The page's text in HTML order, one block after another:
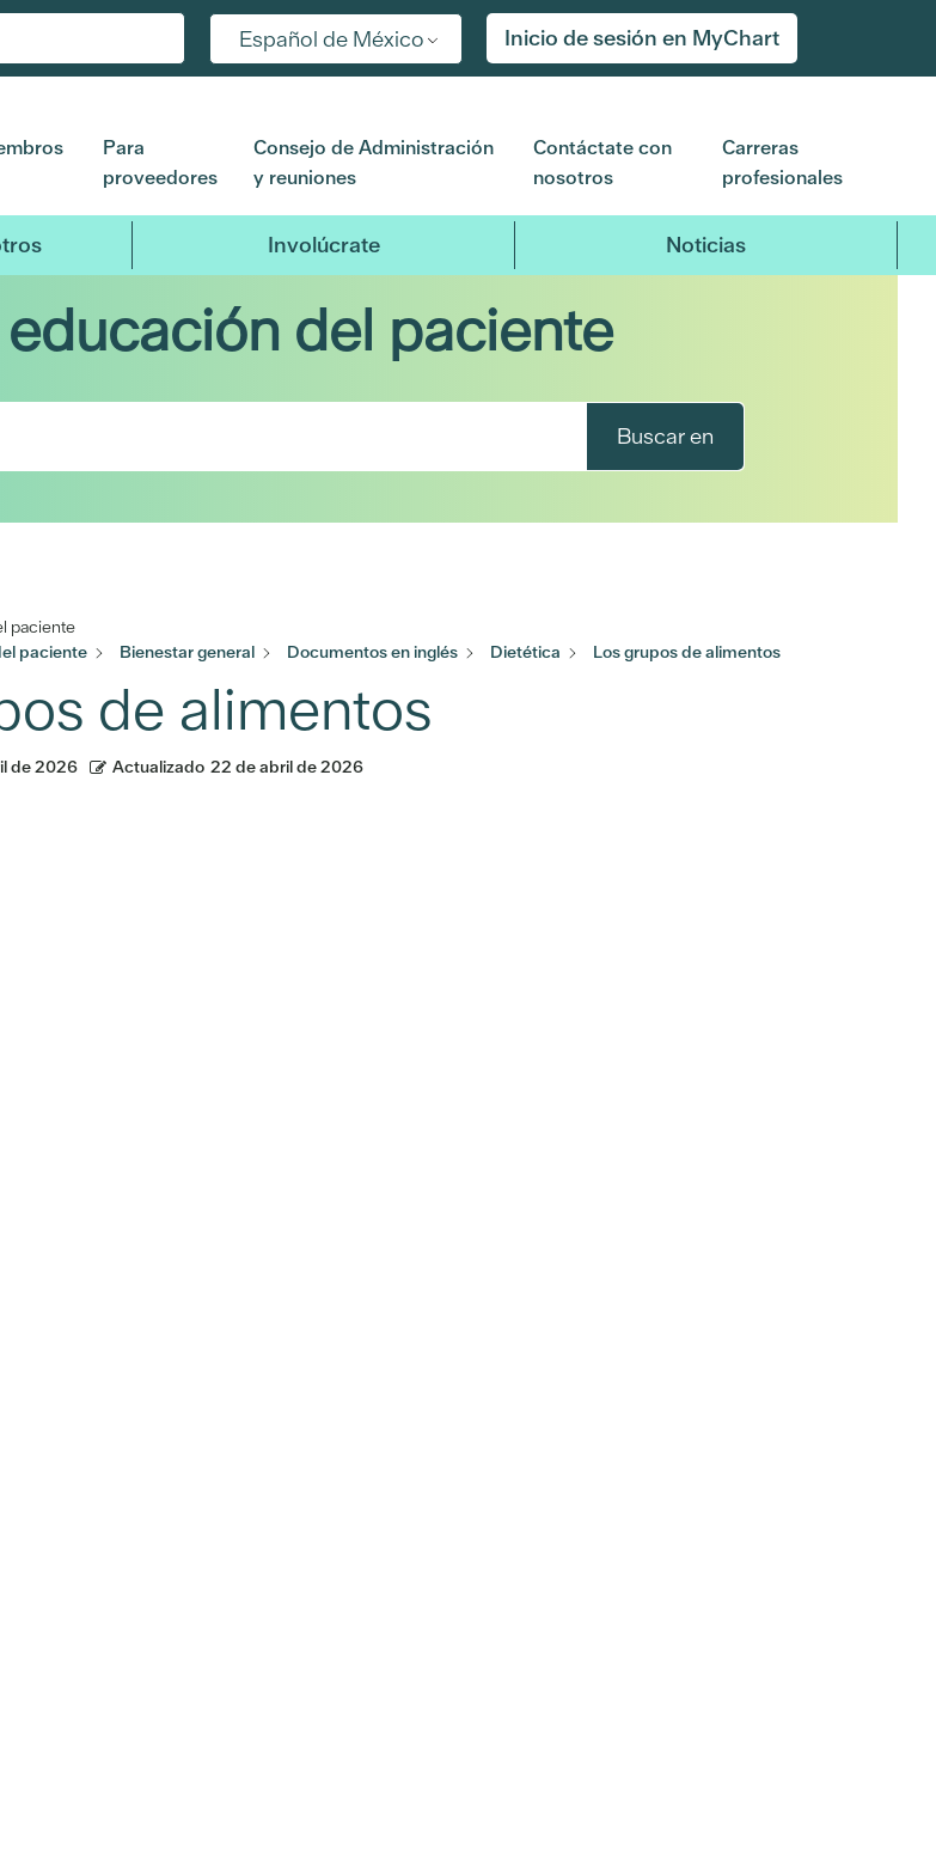
Español de México Inicio de sesión en MyChart
Para
proveedores
Consejo de Administración
y reuniones
Contáctate con
nosotros
Carreras
profesionales
Involúcrate Noticias
del paciente
Buscar en
paciente
paciente
Bienestar general Documentos en inglés Dietética Los grupos de alimentos
de alimentos
de 2026 Actualizado 22 de abril de 2026